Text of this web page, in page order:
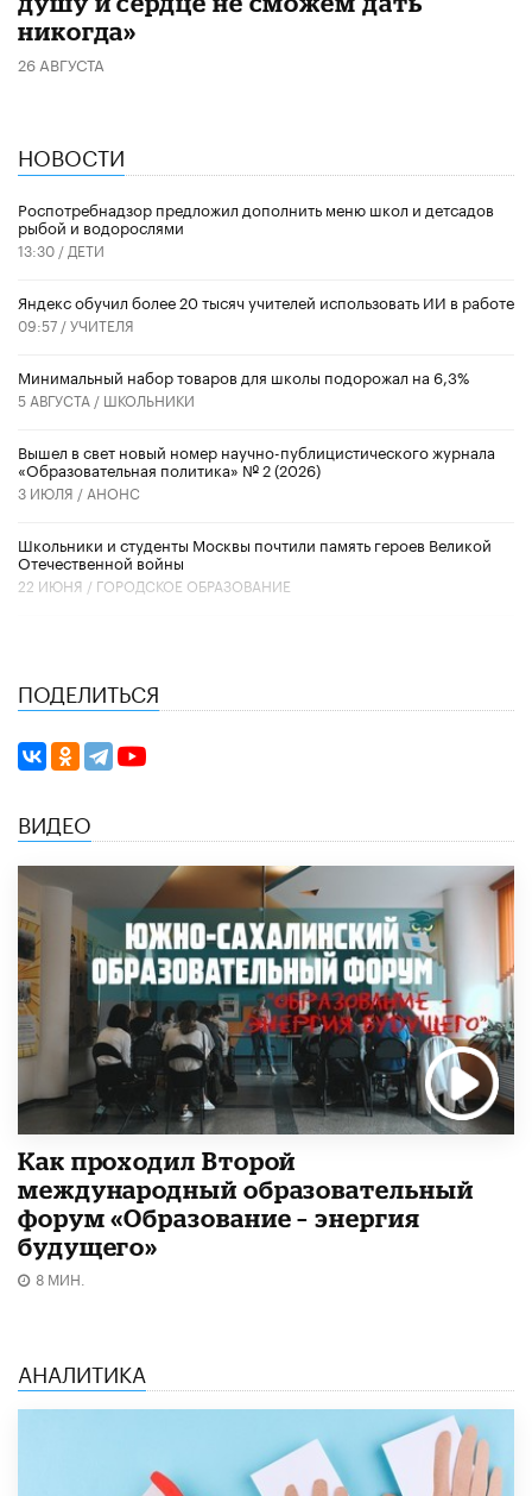
никогда»
26 АВГУСТА
НОВОСТИ
Роспотребнадзор предложил дополнить меню школ и детсадов
рыбой и водорослями
13:30 / ДЕТИ
​Яндекс обучил более 20 тысяч учителей использовать ИИ в работе
09:57 /УЧИТЕЛЯ
Минимальный набор товаров для школы подорожал на 6,3%
5 АВГУСТА / ШКОЛЬНИКИ
Вышел в свет новый номер научно-публицистического журнала
«Образовательная политика» № 2 (2026)
3 ИЮЛЯ / АНОНС
Школьники и студенты Москвы почтили память героев Великой
Отечественной войны
22 ИЮНЯ / ГОРОДСКОЕ ОБРАЗОВАНИЕ
ПОДЕЛИТЬСЯ
ВИДЕО
Как проходил Второй
международный образовательный
форум «Образование – энергия
будущего»​
8 МИН.
АНАЛИТИКА